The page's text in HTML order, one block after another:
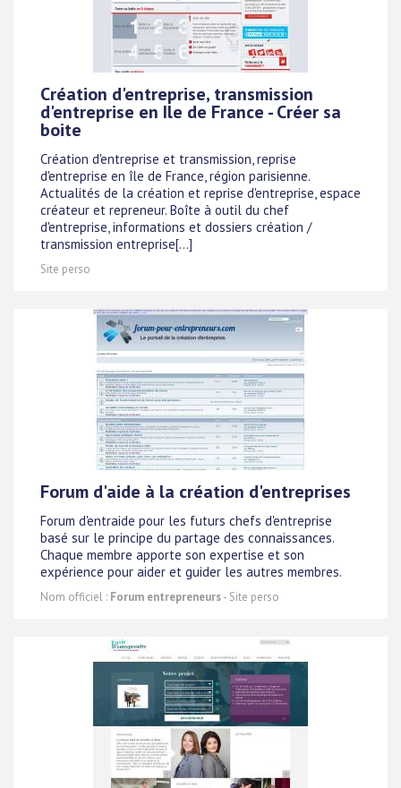
Création d'entreprise, transmission
d'entreprise en Ile de France - Créer sa
boite
Création d'entreprise et transmission, reprise
d'entreprise en île de France, région parisienne.
Actualités de la création et reprise d'entreprise, espace
créateur et repreneur. Boîte à outil du chef
d'entreprise, informations et dossiers création /
transmission entreprise[...]
Site perso
Forum d'aide à la création d'entreprises
Forum d'entraide pour les futurs chefs d'entreprise
basé sur le principe du partage des connaissances.
Chaque membre apporte son expertise et son
expérience pour aider et guider les autres membres.
Nom officiel : Forum entrepreneurs- Site perso